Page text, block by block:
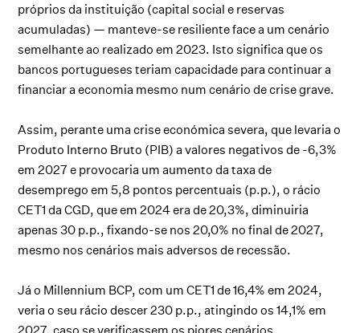
próprios da instituição (capital social e reservas
acumuladas) — manteve-se resiliente face a um cenário
semelhante ao realizado em 2023. Isto significa que os
bancos portugueses teriam capacidade para continuar a
financiar a economia mesmo num cenário de crise grave.
Assim, perante uma crise económica severa, que levaria o
Produto Interno Bruto (PIB) a valores negativos de -6,3%
em 2027 e provocaria um aumento da taxa de
desemprego em 5,8 pontos percentuais (p.p.), o rácio
CET1 da CGD, que em 2024 era de 20,3%, diminuiria
apenas 30 p.p., fixando-se nos 20,0% no final de 2027,
mesmo nos cenários mais adversos de recessão.
Já o Millennium BCP, com um CET1 de 16,4% em 2024,
veria o seu rácio descer 230 p.p., atingindo os 14,1% em
2027, caso se verificassem os piores cenários